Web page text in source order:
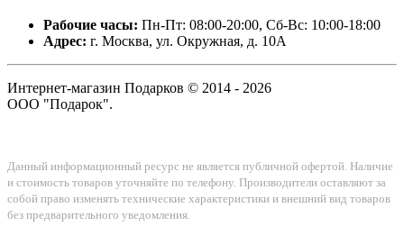
Рабочие часы: Пн-Пт: 08:00-20:00, Сб-Вс: 10:00-18:00
Адрес: г. Москва, ул. Окружная, д. 10А
Интернет-магазин Подарков © 2014 - 2026
ООО "Подарок".
Данный информационный ресурс не является публичной офертой. Наличие
и стоимость товаров уточняйте по телефону. Производители оставляют за
собой право изменять технические характеристики и внешний вид товаров
без предварительного уведомления.